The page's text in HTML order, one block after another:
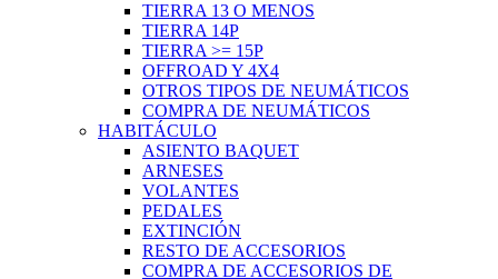
TIERRA 13 O MENOS
TIERRA 14P
TIERRA >= 15P
OFFROAD Y 4X4
OTROS TIPOS DE NEUMÁTICOS
COMPRA DE NEUMÁTICOS
HABITÁCULO
ASIENTO BAQUET
ARNESES
VOLANTES
PEDALES
EXTINCIÓN
RESTO DE ACCESORIOS
COMPRA DE ACCESORIOS DE